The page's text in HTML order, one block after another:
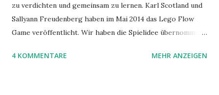
zu verdichten und gemeinsam zu lernen. Karl Scotland und
Sallyann Freudenberg haben im Mai 2014 das Lego Flow
Game veröffentlicht. Wir haben die Spielidee übernommen,
benutzen wir Material aus Grzegorz Rejchtmans Ubongo-
4 KOMMENTARE MEHR ANZEIGEN